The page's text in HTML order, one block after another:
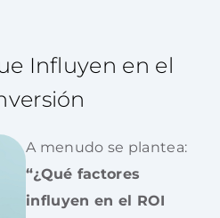
Influyen en el
A menudo se plantea:
“¿Qué factores
influyen en el ROI